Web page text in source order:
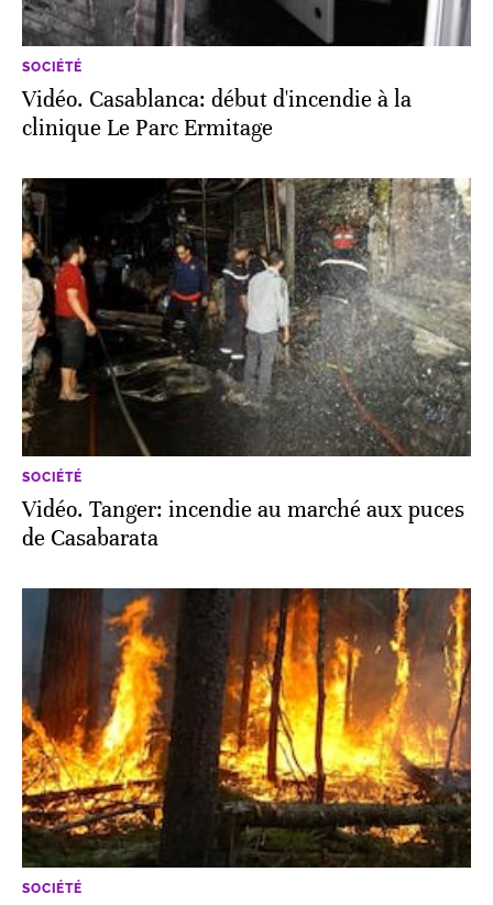
SOCIÉTÉ
Vidéo. Casablanca: début d'incendie à la
clinique Le Parc Ermitage
SOCIÉTÉ
Vidéo. Tanger: incendie au marché aux puces
de Casabarata
SOCIÉTÉ